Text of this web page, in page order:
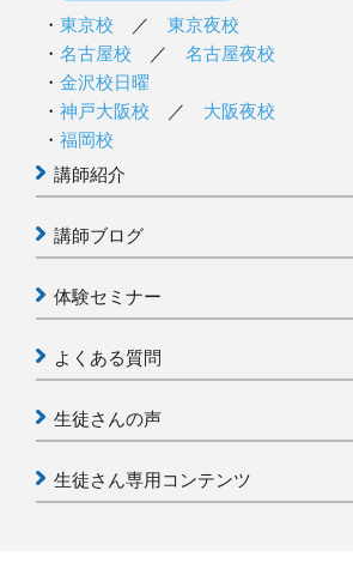
東京校 ／ 東京夜校
名古屋校 ／ 名古屋夜校
金沢校日曜
神戸大阪校 ／ 大阪夜校
福岡校
講師紹介
講師ブログ
体験セミナー
よくある質問
生徒さんの声
生徒さん専用コンテンツ